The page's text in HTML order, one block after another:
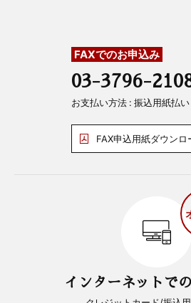
FAXでのお申込み
03-3796-
お支払い方法 : 振込用紙払い
FAX申込用紙ダウンロ
インターネットで